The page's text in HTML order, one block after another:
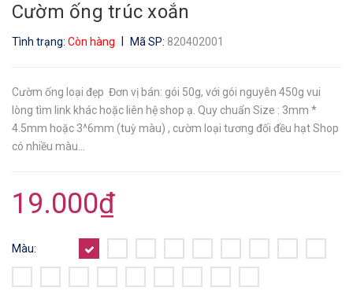
Cườm ống trúc xoắn
Tình trạng: Còn hàng Mã SP: 820402001
Cườm ống loại đẹp Đơn vị bán: gói 50g, với gói nguyên 450g vui
lòng tìm link khác hoặc liên hệ shop ạ. Quy chuẩn Size : 3mm *
4.5mm hoặc 3^6mm (tuỳ màu) , cườm loại tương đối đều hạt Shop
có nhiều màu...
19.000₫
Màu: